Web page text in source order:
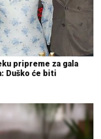
pripreme za gala
Duško će biti